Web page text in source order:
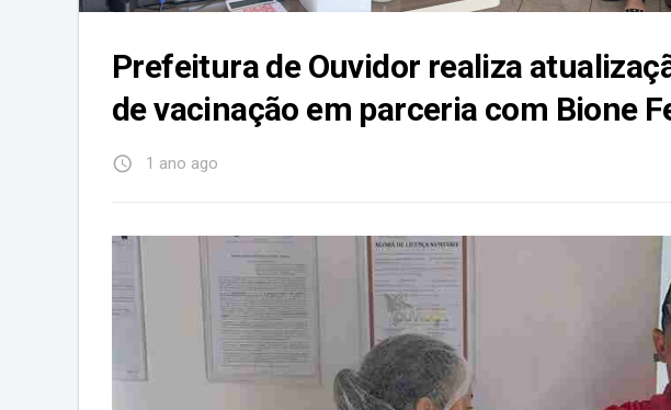
Prefeitura de Ouvidor realiza
de vacinação em parceria com Bione
access_time 1 ano ago